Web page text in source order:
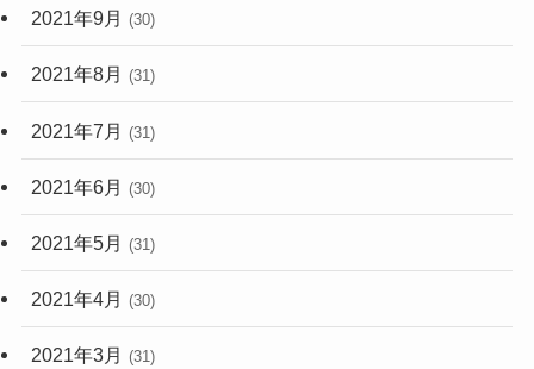
2021年9月 (30)
2021年8月 (31)
2021年7月 (31)
2021年6月 (30)
2021年5月 (31)
2021年4月 (30)
2021年3月 (31)